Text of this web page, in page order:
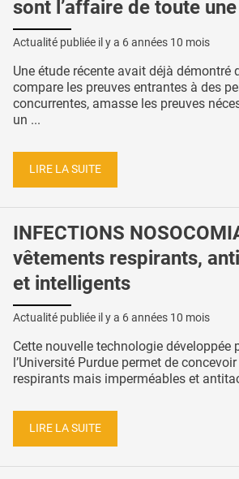
sont l’affaire de toute
Actualité publiée il y a 6 années 10 mois
Une étude récente avait déjà démontré
compare les preuves entrantes à des
concurrentes, amasse les preuves
un ...
LIRE LA SUITE
INFECTIONS
vêtements respirants,
et intelligents
Actualité publiée il y a 6 années 10 mois
Cette nouvelle technologie développée
l’Université Purdue permet de
respirants mais imperméables et
LIRE LA SUITE